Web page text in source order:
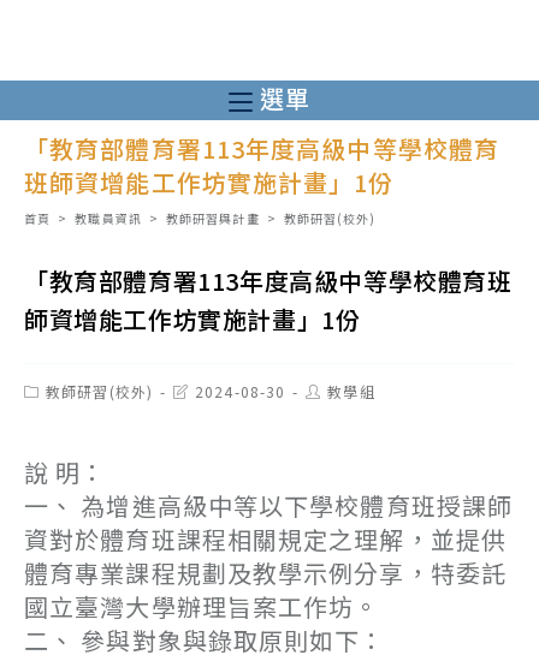
至
主
內
選單
「教育部體育署113年度高級中等學校體育
班師資增能工作坊實施計畫」1份
首頁 > 教職員資訊 > 教師研習與計畫 > 教師研習(校外)
「教育部體育署113年度高級中等學校體育班
師資增能工作坊實施計畫」1份
Post教師研習(校外)
Post2024-08-30
Post教學組
說 明：
一、 為增進高級中等以下學校體育班授課師
資對於體育班課程相關規定之理解，並提供
體育專業課程規劃及教學示例分享，特委託
國立臺灣大學辦理旨案工作坊。
二、 參與對象與錄取原則如下：